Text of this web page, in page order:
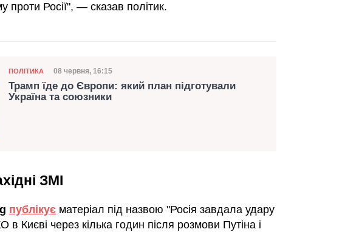
проти Росії", — сказав політик.
Категорія
ПОЛІТИКА Дата публікації
08 червня, 16:15
Трамп їде до Європи: який план підготували
Україна та союзники
ЗМІ
публікує матеріал під назвою "Росія завдала удару
Києві через кілька годин після розмови Путіна і